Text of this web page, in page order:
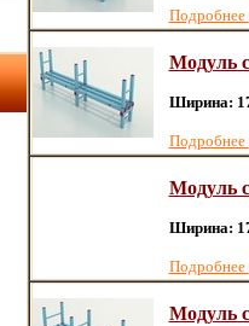
Подробнее
Модуль
Ширина:
Подробнее
Модуль
Ширина:
Подробнее
Модуль